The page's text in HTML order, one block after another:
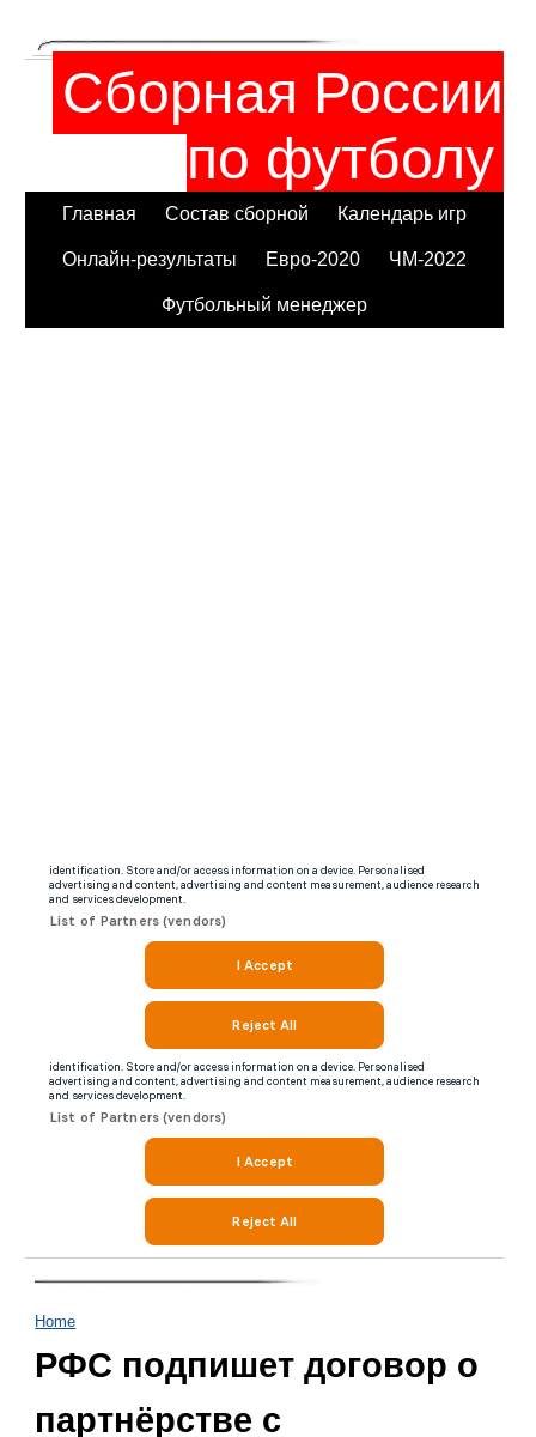
Сборная России
по футболу
Главная Состав сборной Календарь игр
Онлайн-результаты Евро-2020 ЧМ-2022
Футбольный менеджер
Home
РФС подпишет договор о
партнёрстве с